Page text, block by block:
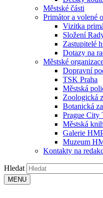
Městské části
Primátor a volené
Vizitka
Složení
Zastupitelé
Dotazy na
Městské
Dopravní
TSK Praha
Městská
Zoologická
Botanická
Prague City
Městská
Galerie
Muzeum
Kontakty na
Hledat
MENU